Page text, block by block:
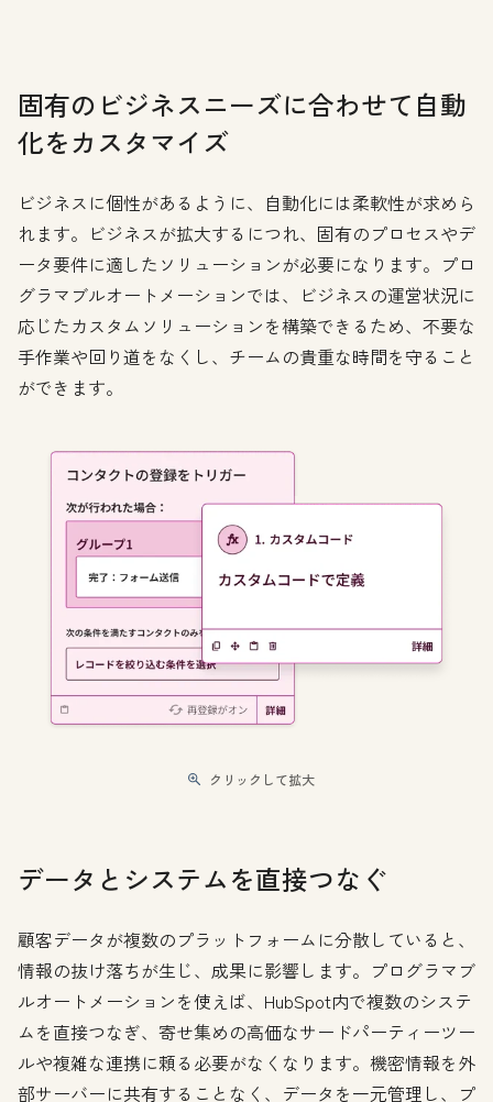
固有のビジネスニーズに合わせて自動
化をカスタマイズ
ビジネスに個性があるように、自動化には柔軟性が求めら
れます。ビジネスが拡大するにつれ、固有のプロセスやデ
ータ要件に適したソリューションが必要になります。プロ
グラマブルオートメーションでは、ビジネスの運営状況に
応じたカスタムソリューションを構築できるため、不要な
手作業や回り道をなくし、チームの貴重な時間を守ること
ができます。
クリックして拡大
データとシステムを直接つなぐ
顧客データが複数のプラットフォームに分散していると、
情報の抜け落ちが生じ、成果に影響します。プログラマブ
ルオートメーションを使えば、HubSpot内で複数のシステ
ムを直接つなぎ、寄せ集めの高価なサードパーティーツー
ルや複雑な連携に頼る必要がなくなります。機密情報を外
部サーバーに共有することなく、データを一元管理し、プ